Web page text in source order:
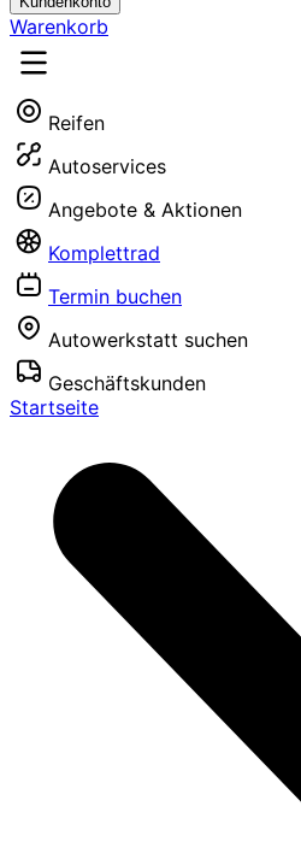
Warenkorb
Reifen
Autoservices
Angebote & Aktionen
Komplettrad
Termin buchen
Autowerkstatt suchen
Geschäftskunden
Startseite